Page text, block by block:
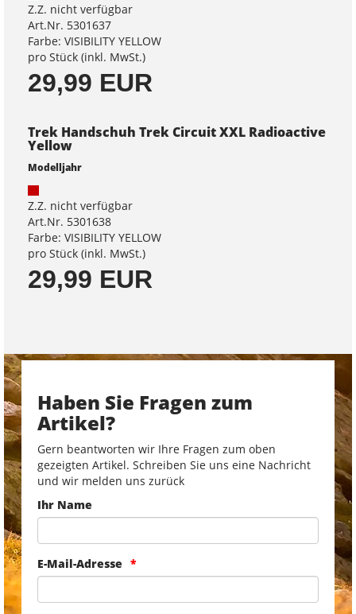
Z.Z. nicht verfügbar
Art.Nr. 5301637
Farbe: VISIBILITY YELLOW
pro Stück (inkl. MwSt.)
29,99 EUR
Trek Handschuh Trek Circuit XXL Radioactive
Yellow
Modelljahr
Z.Z. nicht verfügbar
Art.Nr. 5301638
Farbe: VISIBILITY YELLOW
pro Stück (inkl. MwSt.)
29,99 EUR
Haben Sie Fragen zum
Artikel?
Gern beantworten wir Ihre Fragen zum oben
gezeigten Artikel. Schreiben Sie uns eine Nachricht
und wir melden uns zurück
Ihr Name
E-Mail-Adresse